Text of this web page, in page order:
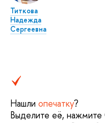
Титкова
Надежда
Сергеевна
Нашли опечатку?
Выделите её, нажмите